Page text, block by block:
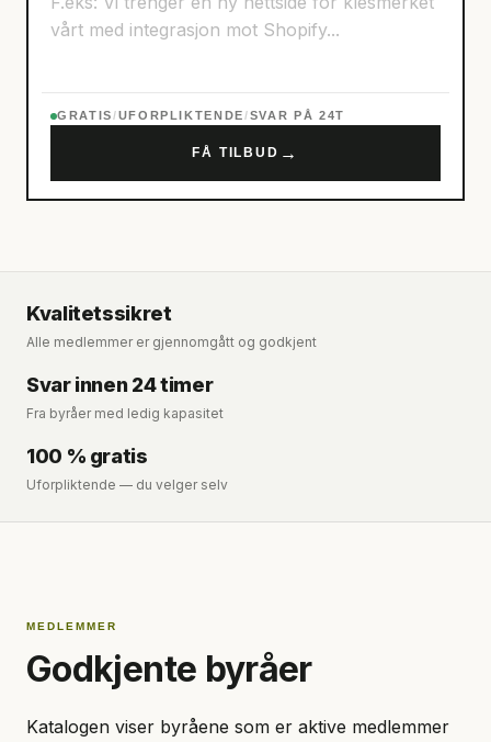
GRATIS/UFORPLIKTENDE/SVAR PÅ 24T
FÅ TILBUD →
Kvalitetssikret
Alle medlemmer er gjennomgått og godkjent
Svar innen 24 timer
Fra byråer med ledig kapasitet
100 % gratis
Uforpliktende — du velger selv
MEDLEMMER
Godkjente byråer
Katalogen viser byråene som er aktive medlemmer